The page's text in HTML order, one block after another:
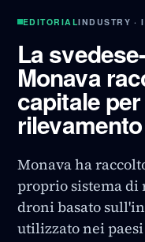
EDITORIALINDUSTRY ·
La
Monava
capitale
Monava ha
proprio sistema di
droni basato
utilizzato nei